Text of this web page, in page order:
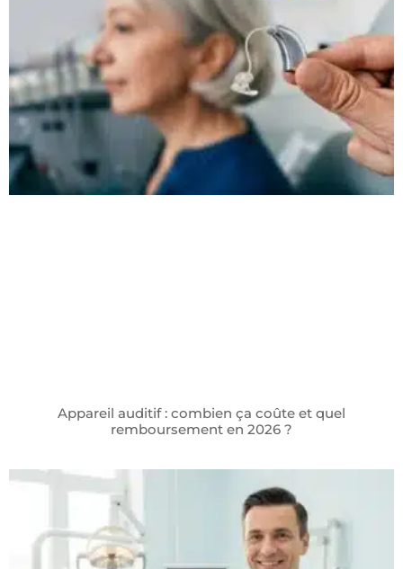
Appareil auditif : combien ça coûte et quel
remboursement en 2026 ?